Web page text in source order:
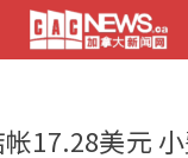
17.28美元